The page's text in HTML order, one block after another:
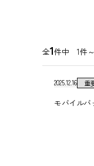
全1件中 1件～
2025.12.16 重
モバイル